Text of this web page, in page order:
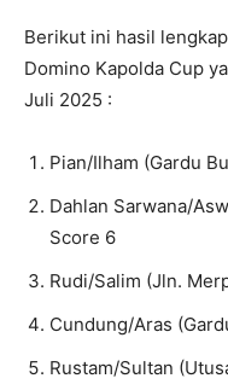
Berikut ini hasil
Domino Kapolda Cup
Juli 2025 :
Pian/Ilham (Gardu
Dahlan Sarwana/
Score 6
Rudi/Salim (Jln.
Cundung/Aras
Rustam/Sultan